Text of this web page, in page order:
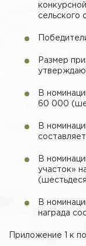
сельского
Размер
В
60 000
В
В
участок»
В
награда
Приложение 1 к